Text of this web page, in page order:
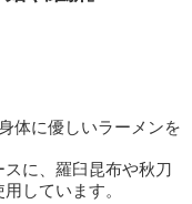
体に優しいラーメンを
に、羅臼昆布や秋刀
しています。